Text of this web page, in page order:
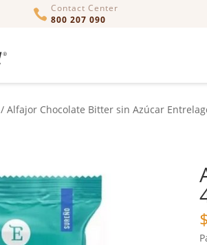
 Contact Center
800 207 090
/ Alfajor Chocolate Bitter sin Azúcar